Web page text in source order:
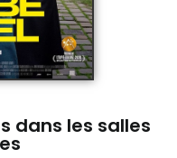
dans les salles